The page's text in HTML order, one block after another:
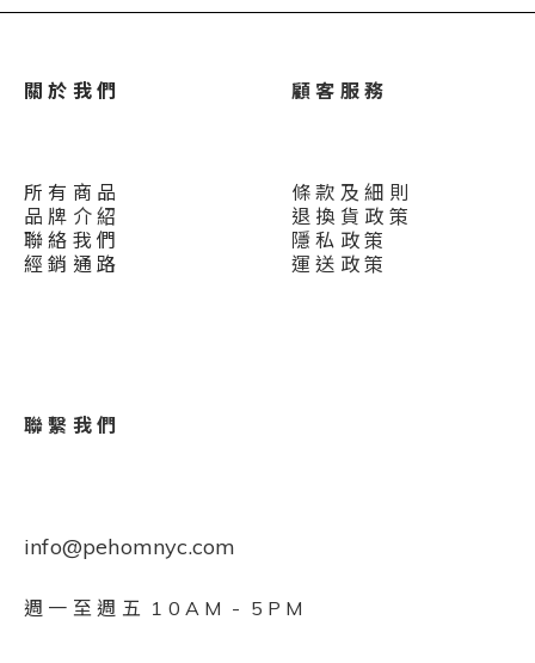
關 於 我 們
所 有 商 品
品 牌 介 紹
聯 絡 我 們
經 銷 通 路
顧 客 服 務
條 款 及 細 則
退 換 貨 政 策
隱 私 政 策
運 送 政 策
聯 繫 我 們
info@pehomnyc.com
週 一 至 週 五 1 0 A M - 5 P M